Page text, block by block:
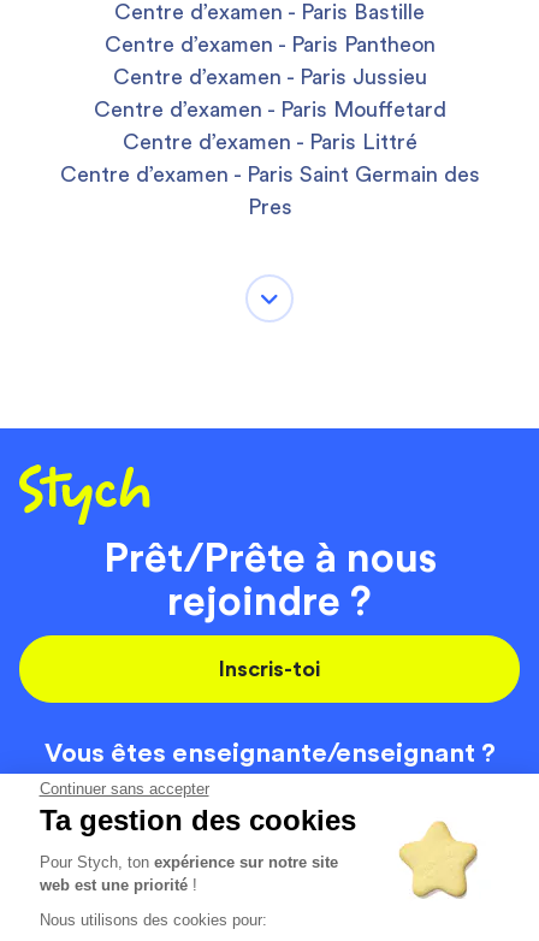
Continuer sans accepter
Ta gestion des cookies
Pour Stych, tonexpérience sur notre site
web est une priorité !
Nous utilisons des cookies pour:
Centre d’examen - Paris Bastille
Centre d’examen - Paris Pantheon
Centre d’examen - Paris Jussieu
Centre d’examen - Paris Mouffetard
Centre d’examen - Paris Littré
Centre d’examen - Paris Saint Germain des
Pres
Prêt/Prête à nous
rejoindre ?
Inscris-toi
Vous êtes enseignante/enseignant ?
On recrute
Code de la route
Contact